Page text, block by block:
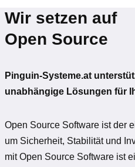
Wir setzen auf
Open Source
Pinguin-Systeme.at
unabhängige Lösungen für
Open Source Software ist der
um Sicherheit, Stabilität und
mit Open Source Software ist